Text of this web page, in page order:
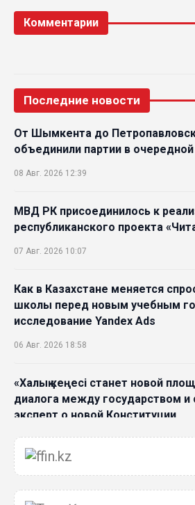
Комментарии
Последние новости
От Шымкента до
объединили партии в
08 Авг. 2026 12:39
МВД РК присоединилось к
республиканского проекта
07 Авг. 2026 10:07
Как в Казахстане меняется
школы перед новым учебным
исследование Yandex Ads
06 Авг. 2026 18:58
«Халық кеңесі станет новой
диалога между государством
эксперт о новой Конституции
06 Авг. 2026 15:51
Главное значение новой
приблизить государство к